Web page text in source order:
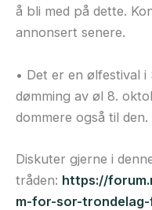
å bli med på dette.
annonsert senere.
• Det er en ølfestival i
dømming av øl 8.
dommere også til den.
Diskuter gjerne i
tråden: https://
m-for-sor-